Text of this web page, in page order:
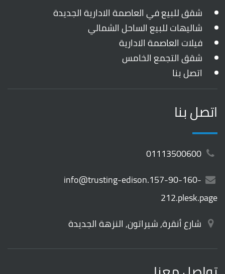
شقق للبيع في العاصمة الادارية الجديدة
شاليهات للبيع الساحل الشمالي
فيلات العاصمة الادارية
شقق التجمع الخامس
اتصل بنا
اتصل بنا
info@trusting-edison.157-90-160-
212.plesk.page
شارع أنقرة, شيراتون, النزهة الجديدة